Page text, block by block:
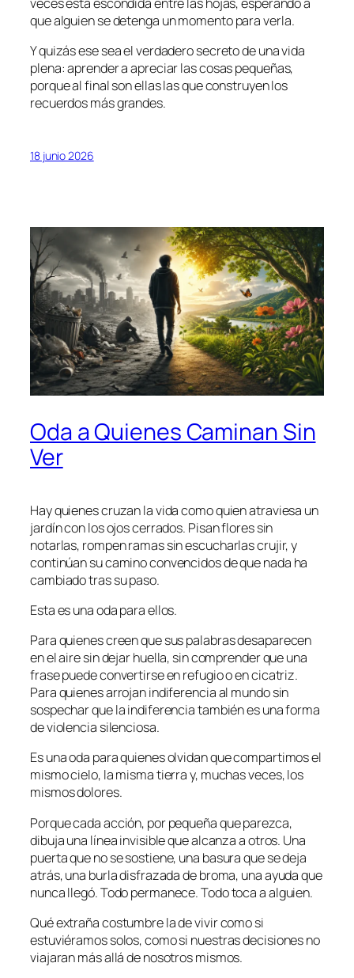
que alguien se detenga un momento para verla.
Y quizás ese sea el verdadero secreto de una vida
plena: aprender a apreciar las cosas pequeñas,
porque al final son ellas las que construyen los
recuerdos más grandes.
18 junio 2026
Oda a Quienes Caminan Sin
Ver
Hay quienes cruzan la vida como quien atraviesa un
jardín con los ojos cerrados. Pisan flores sin
notarlas, rompen ramas sin escucharlas crujir, y
continúan su camino convencidos de que nada ha
cambiado tras su paso.
Esta es una oda para ellos.
Para quienes creen que sus palabras desaparecen
en el aire sin dejar huella, sin comprender que una
frase puede convertirse en refugio o en cicatriz.
Para quienes arrojan indiferencia al mundo sin
sospechar que la indiferencia también es una forma
de violencia silenciosa.
Es una oda para quienes olvidan que compartimos el
mismo cielo, la misma tierra y, muchas veces, los
mismos dolores.
Porque cada acción, por pequeña que parezca,
dibuja una línea invisible que alcanza a otros. Una
puerta que no se sostiene, una basura que se deja
atrás, una burla disfrazada de broma, una ayuda que
nunca llegó. Todo permanece. Todo toca a alguien.
Qué extraña costumbre la de vivir como si
estuviéramos solos, como si nuestras decisiones no
viajaran más allá de nosotros mismos.